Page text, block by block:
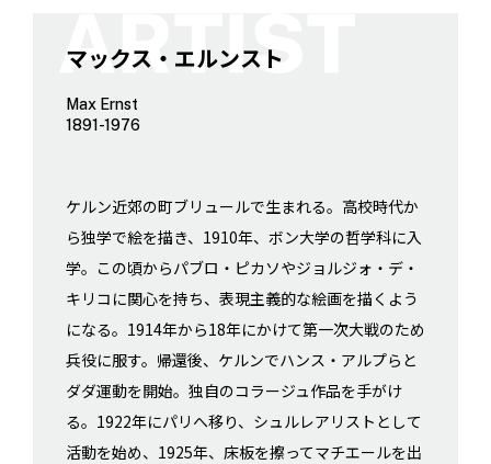
マックス・エルンスト
Max Ernst
1891-1976
ケルン近郊の町ブリュールで生まれる。高校時代か
ら独学で絵を描き、1910年、ボン大学の哲学科に入
学。この頃からパブロ・ピカソやジョルジォ・デ・
キリコに関心を持ち、表現主義的な絵画を描くよう
になる。1914年から18年にかけて第一次大戦のため
兵役に服す。帰還後、ケルンでハンス・アルプらと
ダダ運動を開始。独自のコラージュ作品を手がけ
る。1922年にパリへ移り、シュルレアリストとして
活動を始め、1925年、床板を擦ってマチエールを出